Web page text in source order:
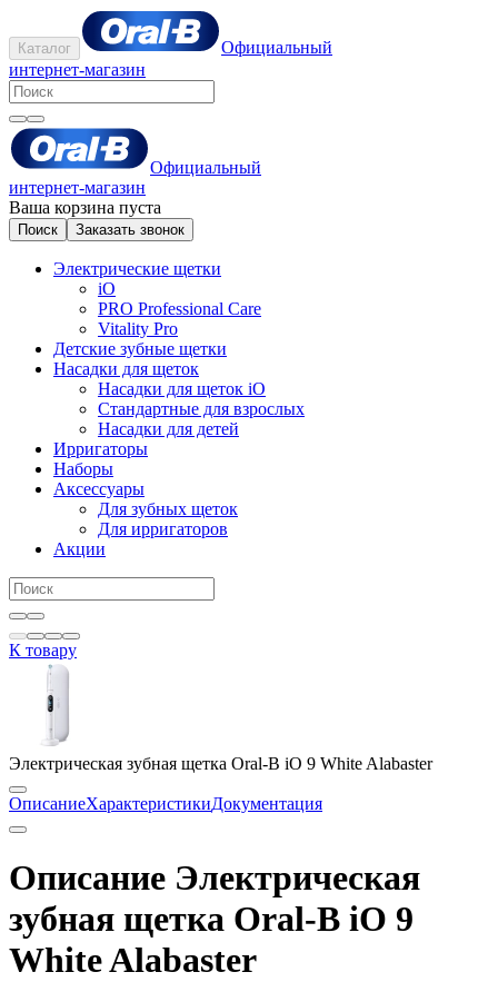
Каталог
Официальный
интернет-магазин
Официальный
интернет-магазин
Ваша корзина пуста
Поиск Заказать звонок
Электрические щетки
iO
PRO Professional Care
Vitality Pro
Детские зубные щетки
Насадки для щеток
Насадки для щеток iO
Стандартные для взрослых
Насадки для детей
Ирригаторы
Наборы
Аксессуары
Для зубных щеток
Для ирригаторов
Акции
К товару
Электрическая зубная щетка Oral-B iO 9 White Alabaster
ОписаниеХарактеристикиДокументация
Описание Электрическая
зубная щетка Oral-B iO 9
White Alabaster